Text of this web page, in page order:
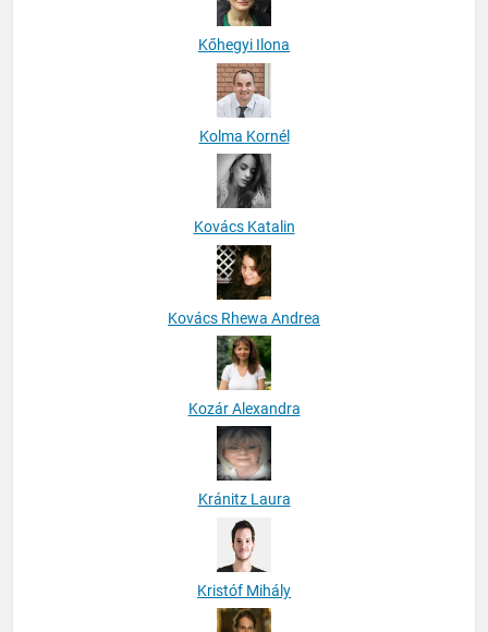
Kőhegyi Ilona
Kolma Kornél
Kovács Katalin
Kovács Rhewa Andrea
Kozár Alexandra
Kránitz Laura
Kristóf Mihály